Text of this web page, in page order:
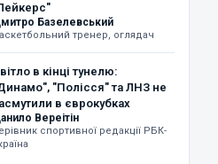
Базелевський
тренер, оглядач
в кінці тунелю:
"Полісся" та ЛНЗ не
в єврокубках
Вереітін
спортивної редакції РБК-